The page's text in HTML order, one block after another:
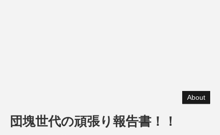
About
団塊世代の頑張り報告書！！